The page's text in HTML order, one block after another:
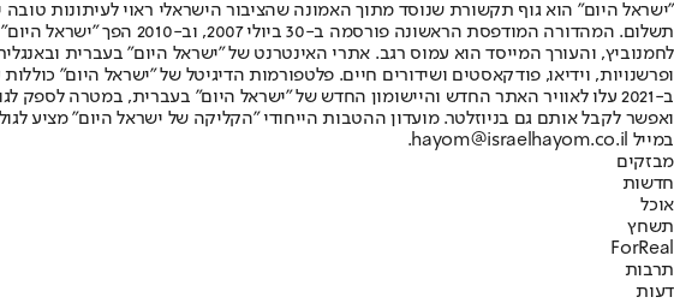
"ישראל היום" הוא גוף תקשורת שנוסד מתוך האמונה שהציבור הישראלי ראוי לעיתונות טובה
תשלום. המהדורה המודפסת
ופרשנויות, וידיאו, פודקאסטים ושידורים חיים. פלטפורמות הדיגיטל של "ישראל היום"
ב-2021 עלו לאוויר האתר החדש והיישומון החדש של "ישראל היום" בעברית, במטרה
ואפשר לקבל אותם גם בניוזלטר. מועדון ההטבות הייחודי "הקליקה של ישראל היום" מציע
במייל hayom@israelhayom.co.il.
מבזקים
חדשות
אוכל
תשחץ
ForReal
תרבות
דעות